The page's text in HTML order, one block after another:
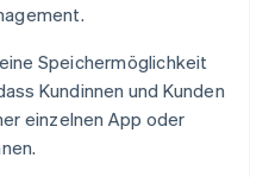
Speichermöglichkeit
Kundinnen und Kunden
einzelnen App oder